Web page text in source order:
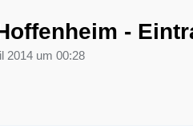
-
2014 um 00:28